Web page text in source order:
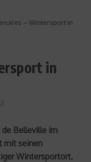
– Wintersport in
in
Belleville im
mit seinen
Wintersportort,